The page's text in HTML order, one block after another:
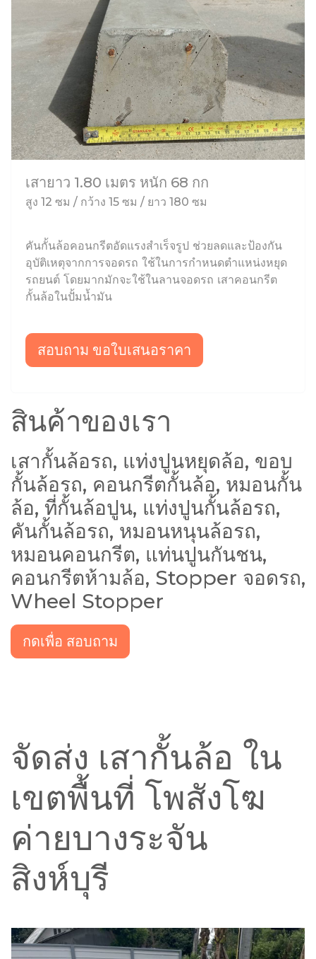
เสายาว 1.80 เมตร หนัก 68 กก
สูง 12 ซม / กว้าง 15 ซม / ยาว 180 ซม
คันกั้นล้อคอนกรีตอัดแรงสำเร็จรูป ช่วยลดและป้องกัน
อุบัติเหตุจากการจอดรถ ใช้ในการกำหนดตำแหน่งหยุด
รถยนต์ โดยมากมักจะใช้ในลานจอดรถ เสาคอนกรีต
กั้นล้อในปั้มน้ำมัน
สอบถาม ขอใบเสนอราคา
สินค้าของเรา
เสากั้นล้อรถ, แท่งปูนหยุดล้อ, ขอบ
กั้นล้อรถ, คอนกรีตกั้นล้อ, หมอนกั้น
ล้อ, ที่กั้นล้อปูน, แท่งปูนกั้นล้อรถ,
คันกั้นล้อรถ, หมอนหนุนล้อรถ,
หมอนคอนกรีต, แท่นปูนกันชน,
คอนกรีตห้ามล้อ, Stopper จอดรถ,
Wheel Stopper
กดเพื่อ สอบถาม
จัดส่ง เสากั้นล้อ ใน
เขตพื้นที่ โพสังโฆ
ค่ายบางระจัน
สิงห์บุรี